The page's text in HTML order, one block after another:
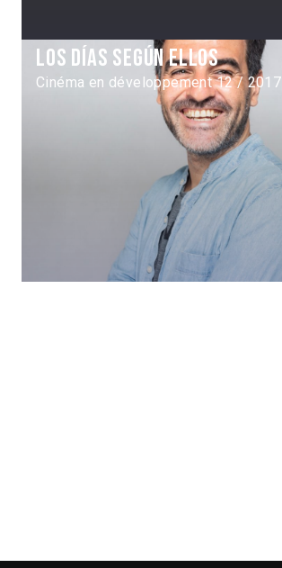
Los días según ellos
Cinéma en développement 12 / 2017